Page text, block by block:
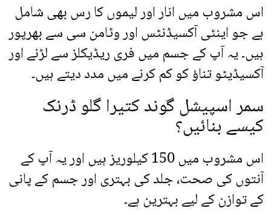
اس مشروب میں انار اور لیموں کا رس بھی شامل
ہے جو اینٹی آکسیڈنٹس اور وٹامن سی سے بھرپور
ہیں۔ یہ آپ کے جسم میں فری ریڈیکلز سے لڑنے اور
آکسیڈیٹو تناؤ کو کم کرنے میں مدد دیتے ہیں۔
سمر اسپیشل گوند کتیرا گلو ڈرنک
کیسے بنائیں؟
اس مشروب میں 150 کیلوریز ہیں اور یہ آپ کے
آنتوں کی صحت، جلد کی بہتری اور جسم کے پانی
کے توازن کے لیے بہترین ہے۔